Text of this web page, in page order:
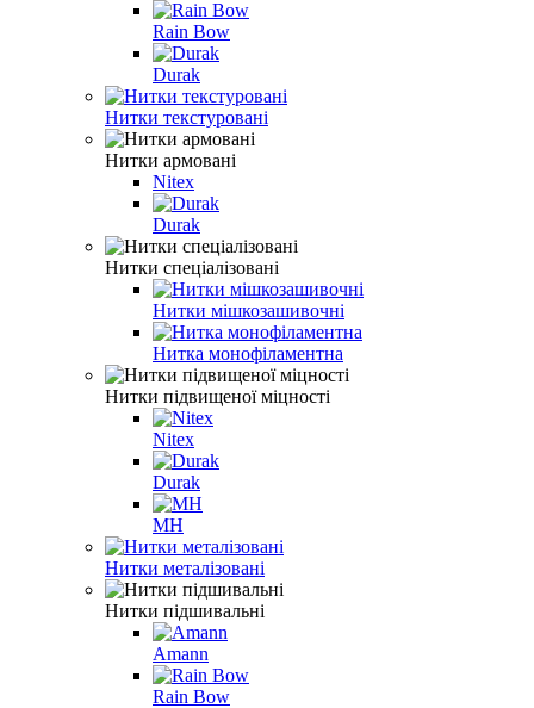
Rain Bow
Durak
Нитки текстуровані
Нитки армовані
Nitex
Durak
Нитки спеціалізовані
Нитки мішкозашивочні
Нитка монофіламентна
Нитки підвищеної міцності
Nitex
Durak
MH
Нитки металізовані
Нитки підшивальні
Amann
Rain Bow